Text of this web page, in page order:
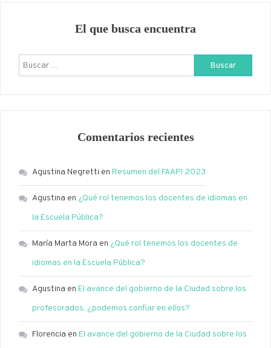
El que busca encuentra
Buscar:
Comentarios recientes
Agustina Negretti en Resumen del FAAPI 2023
Agustina en ¿Qué rol tenemos los docentes de idiomas en
la Escuela Pública?
María Marta Mora en ¿Qué rol tenemos los docentes de
idiomas en la Escuela Pública?
Agustina en El avance del gobierno de la Ciudad sobre los
profesorados. ¿podemos confiar en ellos?
Florencia en El avance del gobierno de la Ciudad sobre los